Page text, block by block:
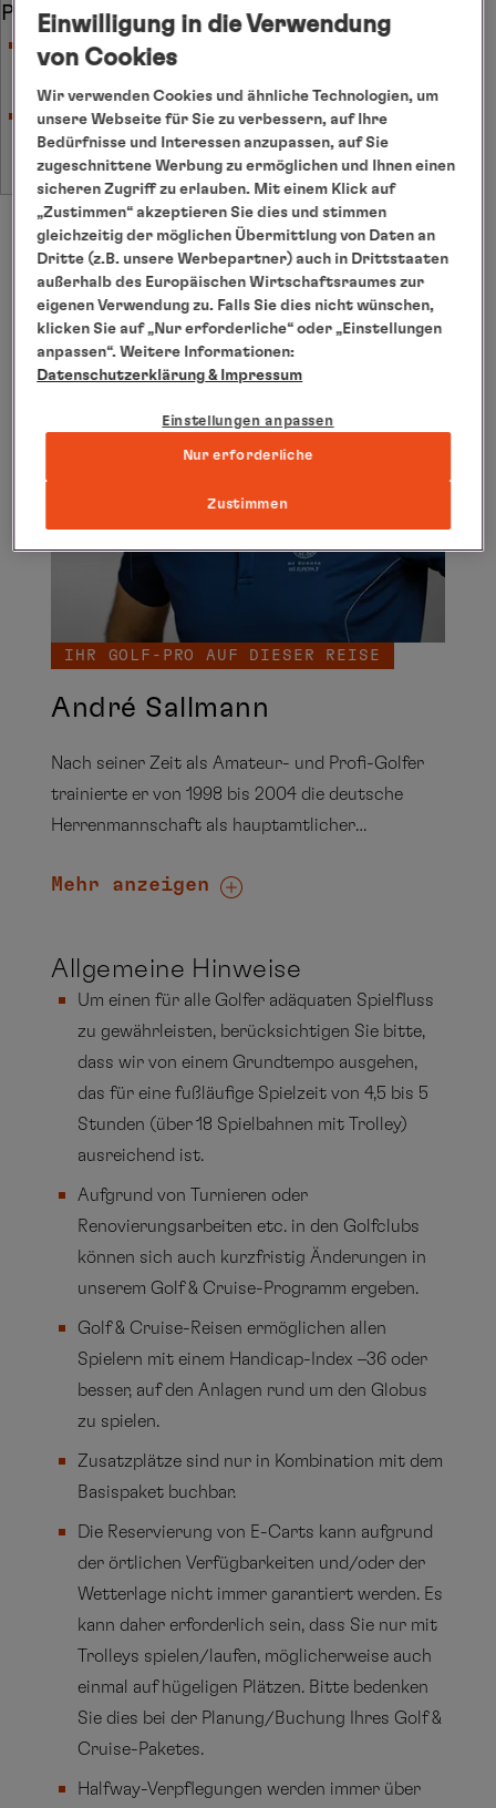
Person
Mindestteilnehmerzahl Basispaket: 12
Bei nicht erreichter Mindestteilnehmerzahl
erfolgt die Absage spätestens acht Wochen
vor Reisebeginn.
IHR GOLF-PRO AUF DIESER REISE
André Sallmann
Mehr anzeigen
Nach seiner Zeit als Amateur- und Profi-Golfer
trainierte er von 1998 bis 2004 die deutsche
Herrenmannschaft als hauptamtlicher
anderem Vizeeuropameister und gewannen mehr
Golfclub Hamburg-Ahrensburg und ist als Co-
Trainer für das Training der Profis im nationalen
Golf Team Germany mitverantwortlich. Seine
Erfahrung gibt er gerne im Rahmen von Golf &
Cruise an Sie weiter.
Allgemeine Hinweise
Um einen für alle Golfer adäquaten Spielfluss
zu gewährleisten, berücksichtigen Sie bitte,
dass wir von einem Grundtempo ausgehen,
das für eine fußläufige Spielzeit von 4,5 bis 5
Stunden (über 18 Spielbahnen mit Trolley)
ausreichend ist.
Aufgrund von Turnieren oder
Renovierungsarbeiten etc. in den Golfclubs
können sich auch kurzfristig Änderungen in
unserem Golf & Cruise-Programm ergeben.
Golf & Cruise-Reisen ermöglichen allen
Spielern mit einem Handicap-Index –36 oder
besser, auf den Anlagen rund um den Globus
zu spielen.
Zusatzplätze sind nur in Kombination mit dem
Basispaket buchbar.
Die Reservierung von E-Carts kann aufgrund
der örtlichen Verfügbarkeiten und/oder der
Wetterlage nicht immer garantiert werden. Es
kann daher erforderlich sein, dass Sie nur mit
Trolleys spielen/laufen, möglicherweise auch
einmal auf hügeligen Plätzen. Bitte bedenken
Sie dies bei der Planung/Buchung Ihres Golf &
Cruise-Paketes.
Halfway-Verpflegungen werden immer über
Einwilligung in die Verwendung
von Cookies
Wir verwenden Cookies und ähnliche Technologien, um
unsere Webseite für Sie zu verbessern, auf Ihre
Bedürfnisse und Interessen anzupassen, auf Sie
zugeschnittene Werbung zu ermöglichen und Ihnen einen
sicheren Zugriff zu erlauben. Mit einem Klick auf
„Zustimmen“ akzeptieren Sie dies und stimmen
gleichzeitig der möglichen Übermittlung von Daten an
Dritte (z.B. unsere Werbepartner) auch in Drittstaaten
außerhalb des Europäischen Wirtschaftsraumes zur
eigenen Verwendung zu. Falls Sie dies nicht wünschen,
klicken Sie auf „Nur erforderliche“ oder „Einstellungen
anpassen“. Weitere Informationen:
Datenschutzerklärung & Impressum
Einstellungen anpassen
Nur erforderliche
Zustimmen